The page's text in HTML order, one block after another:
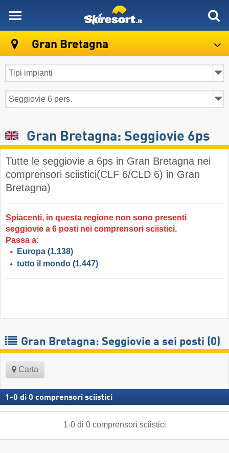
Gran Bretagna
Gran Bretagna: Seggiovie 6ps
Tutte le seggiovie a 6ps in Gran Bretagna nei
comprensori sciistici(CLF 6/CLD 6) in Gran
Bretagna)
Spiacenti, in questa regione non sono presenti
seggiovie a 6 posti nei comprensori sciistici.
Passa a:
Europa (1.138)
tutto il mondo (1.447)
Gran Bretagna: Seggiovie a sei posti (0)
Carta
1 -0 di 0 comprensori sciistici
1-0di 0 comprensori sciistici